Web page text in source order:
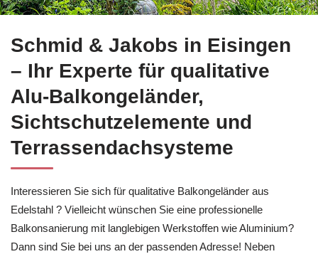
Schmid & Jakobs in Eisingen
– Ihr Experte für qualitative
Alu-Balkongeländer,
Sichtschutzelemente und
Terrassendachsysteme
Interessieren Sie sich für qualitative Balkongeländer aus
Edelstahl ? Vielleicht wünschen Sie eine professionelle
Balkonsanierung mit langlebigen Werkstoffen wie Aluminium?
Dann sind Sie bei uns an der passenden Adresse! Neben